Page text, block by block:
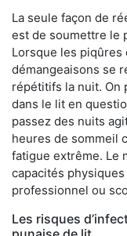
La seule façon de
est de soumettre le
Lorsque les piqûres
démangeaisons se
répétitifs la nuit. On
dans le lit en
passez des nuits
heures de sommeil
fatigue extrême. Le
capacités
professionnel ou
Les risques